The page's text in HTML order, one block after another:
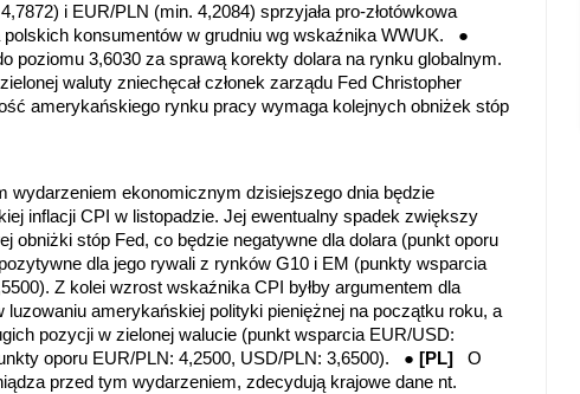
i EUR/PLN (min. 4,2084) sprzyjała pro-złotówkowa
polskich konsumentów w grudniu wg wskaźnika WWUK. ●
poziomu 3,6030 za sprawą korekty dolara na rynku globalnym.
waluty zniechęcał członek zarządu Fed Christopher
amerykańskiego rynku pracy wymaga kolejnych obniżek stóp
wydarzeniem ekonomicznym dzisiejszego dnia będzie
inflacji CPI w listopadzie. Jej ewentualny spadek zwiększy
obniżki stóp Fed, co będzie negatywne dla dolara (punkt oporu
dla jego rywali z rynków G10 i EM (punkty wsparcia
Z kolei wzrost wskaźnika CPI byłby argumentem dla
amerykańskiej polityki pieniężnej na początku roku, a
pozycji w zielonej walucie (punkt wsparcia EUR/USD:
oporu EUR/PLN: 4,2500, USD/PLN: 3,6500). ● [PL]
O
przed tym wydarzeniem, zdecydują krajowe dane nt.